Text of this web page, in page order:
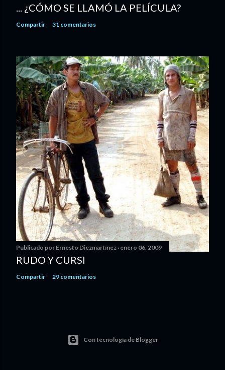
... ¿CÓMO SE LLAMÓ LA PELÍCULA?
Compartir 31 comentarios
Publicado por Ernesto Diezmartínez enero 06, 2009
RUDO Y CURSI
Compartir 29 comentarios
Con tecnología de Blogger